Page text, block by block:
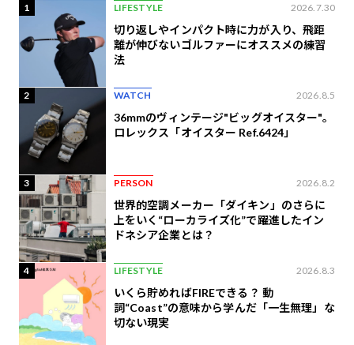
1 LIFESTYLE 2026.7.30
切り返しやインパクト時に力が入り、飛距
離が伸びないゴルファーにオススメの練習
法
2 WATCH 2026.8.5
36mmのヴィンテージ"ビッグオイスター"。
ロレックス「オイスター Ref.6424」
3 PERSON 2026.8.2
世界的空調メーカー「ダイキン」のさらに
上をいく“ローカライズ化”で躍進したイン
ドネシア企業とは？
4 LIFESTYLE 2026.8.3
いくら貯めればFIREできる？ 動
詞“Coast”の意味から学んだ「一生無理」な
切ない現実